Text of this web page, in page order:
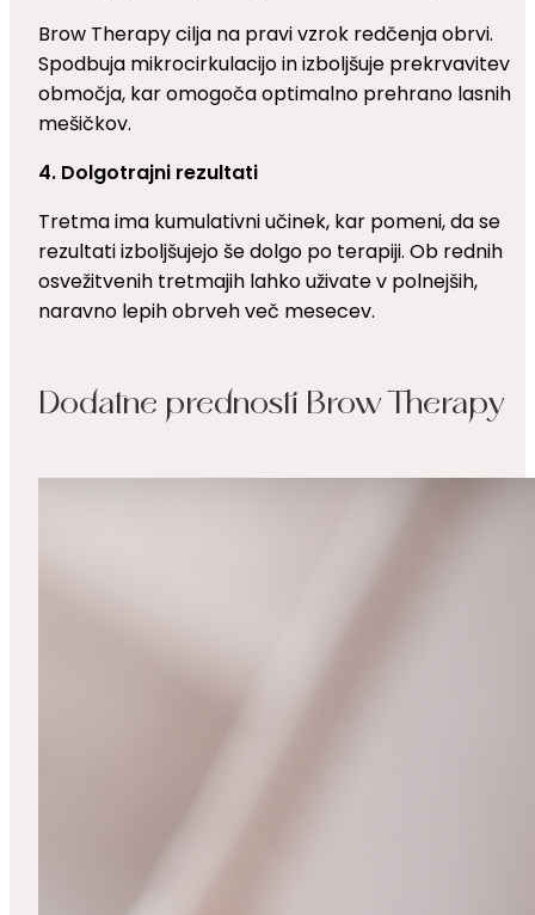
Brow Therapy cilja na pravi vzrok redčenja obrvi.
Spodbuja mikrocirkulacijo in izboljšuje prekrvavitev
območja, kar omogoča optimalno prehrano lasnih
mešičkov.
4. Dolgotrajni rezultati
Tretma ima kumulativni učinek, kar pomeni, da se
rezultati izboljšujejo še dolgo po terapiji. Ob rednih
osvežitvenih tretmajih lahko uživate v polnejših,
naravno lepih obrveh več mesecev.
Dodatne prednosti Brow Therapy